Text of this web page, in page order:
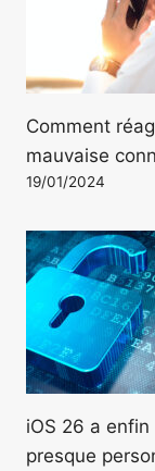
Comment
mauvaise
19/01/2024
iOS 26 a
presque